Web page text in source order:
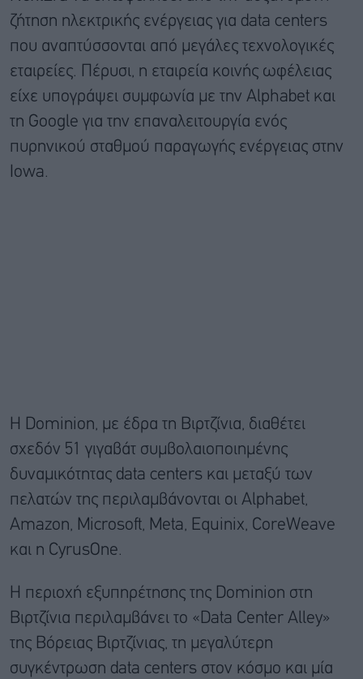
ζήτηση ηλεκτρικής ενέργειας για data centers
που αναπτύσσονται από μεγάλες τεχνολογικές
εταιρείες. Πέρυσι, η εταιρεία κοινής ωφέλειας
είχε υπογράψει συμφωνία με την Alphabet και
τη Google για την επαναλειτουργία ενός
πυρηνικού σταθμού παραγωγής ενέργειας στην
Iowa.
Η Dominion, με έδρα τη Βιρτζίνια, διαθέτει
σχεδόν 51 γιγαβάτ συμβολαιοποιημένης
δυναμικότητας data centers και μεταξύ των
πελατών της περιλαμβάνονται οι Alphabet,
Amazon, Microsoft, Meta, Equinix, CoreWeave
και η CyrusOne.
Η περιοχή εξυπηρέτησης της Dominion στη
Βιρτζίνια περιλαμβάνει το «Data Center Alley»
της Βόρειας Βιρτζίνιας, τη μεγαλύτερη
συγκέντρωση data centers στον κόσμο και μία